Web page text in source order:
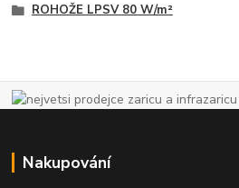
ROHOŽE LPSV 80 W/m²
Nakupování